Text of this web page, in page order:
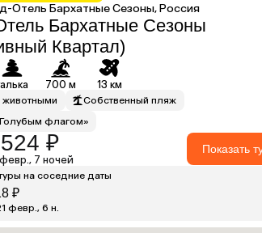
Отель Бархатные Сезоны, Россия
Бархатные Сезоны
Квартал)
700 м 13 км
Собственный пляж
флагом»
₽
7 ночей
Показать
на соседние даты
₽
февр., 6 н.